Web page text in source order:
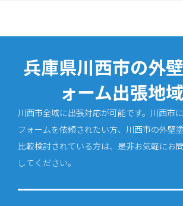
兵庫県川西市の外
ォーム出張地域
川西市全域に出張対応が可能です。川西市
フォームを依頼されたい方、川西市の外壁
比較検討されている方は、是非お気軽にお
してください。